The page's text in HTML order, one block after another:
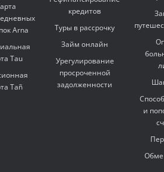
Arna
Tau
Tañ
кредитов
Туры в рассрочку
Займ онлайн
Урегулирование
просроченной
задолженности
и